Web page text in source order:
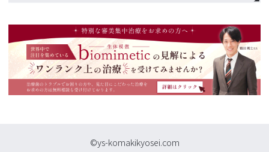
©ys-komakikyosei.com